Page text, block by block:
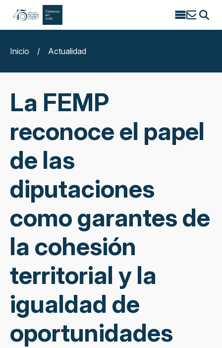
Search
Inicio
/ Actualidad
La FEMP
reconoce el papel
de las
diputaciones
como garantes de
la cohesión
territorial y la
igualdad de
oportunidades